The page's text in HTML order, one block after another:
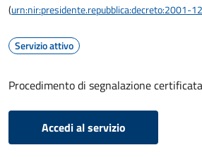
(urn:nir:presidente.repubblica:decreto:2001-
Servizio attivo
Procedimento di segnalazione
Accedi al servizio